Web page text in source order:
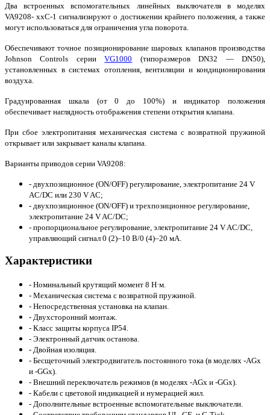
Два встроенных вспомогательных линейных выключателя в моделях
VA9208- xxC-1 сигнализируют о достижении крайнего положения, а также
могут использоваться для ограничения угла поворота.
Обеспечивают точное позиционирование шаровых клапанов производства
Johnson Controls серииVG1000 (типоразмеров DN32 — DN50),
установленных в системах отопления, вентиляции и кондиционирования
воздуха.
Градуированная шкала (от 0 до 100%) и индикатор положения
обеспечивает наглядность отображения степени открытия клапана.
При сбое электропитания механическая система с возвратной пружиной
открывает или закрывает каналы клапана.
Варианты приводов серии VA9208:
- двухпозиционное (ON/OFF) регулирование, электропитание 24 V
AC/DC или 230 V AC;
- двухпозиционное (ON/OFF) и трехпозиционное регулирование,
электропитание 24 V AC/DC;
- пропорциональное регулирование, электропитание 24 V AC/DC,
управляющий сигнал 0 (2)–10 В/0 (4)–20 мА.
Характеристики
- Номинальный крутящий момент 8 Н·м.
- Механическая система с возвратной пружиной.
- Непосредственная установка на клапан.
- Двухсторонний монтаж.
- Класс защиты корпуса IP54.
- Электронный датчик останова.
- Двойная изоляция.
- Бесщеточный электродвигатель постоянного тока (в моделях -AGx
и -GGx).
- Внешний переключатель режимов (в моделях -AGx и -GGx).
- Кабели с цветовой индикацией и нумерацией жил.
- Дополнительные встроенные вспомогательные выключатели.